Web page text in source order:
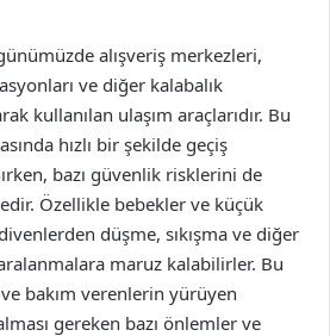
alışveriş merkezleri,
ve diğer kalabalık
kullanılan ulaşım araçlarıdır. Bu
hızlı bir şekilde geçiş
bazı güvenlik risklerini de
Özellikle bebekler ve küçük
düşme, sıkışma ve diğer
maruz kalabilirler. Bu
bakım verenlerin yürüyen
gereken bazı önlemler ve